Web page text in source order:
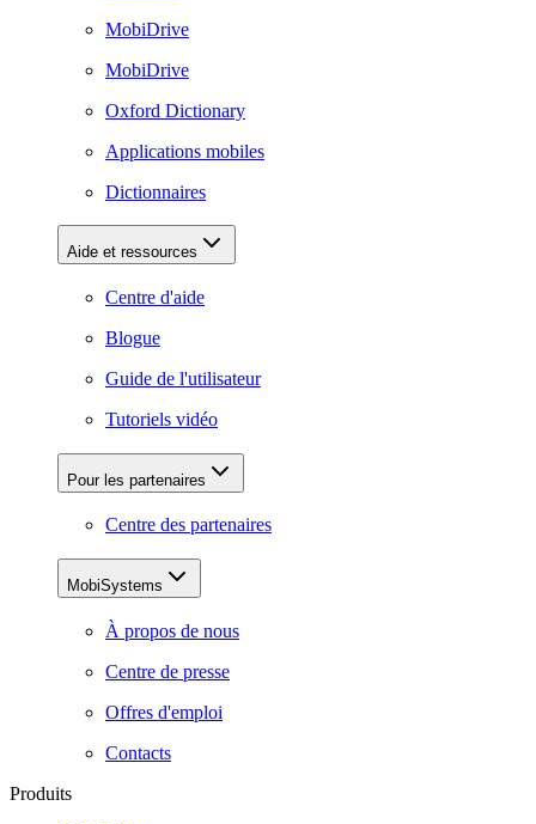
MobiDrive
MobiDrive
Oxford Dictionary
Applications mobiles
Dictionnaires
Aide et ressources
Centre d'aide
Blogue
Guide de l'utilisateur
Tutoriels vidéo
Pour les partenaires
Centre des partenaires
MobiSystems
À propos de nous
Centre de presse
Offres d'emploi
Contacts
Produits